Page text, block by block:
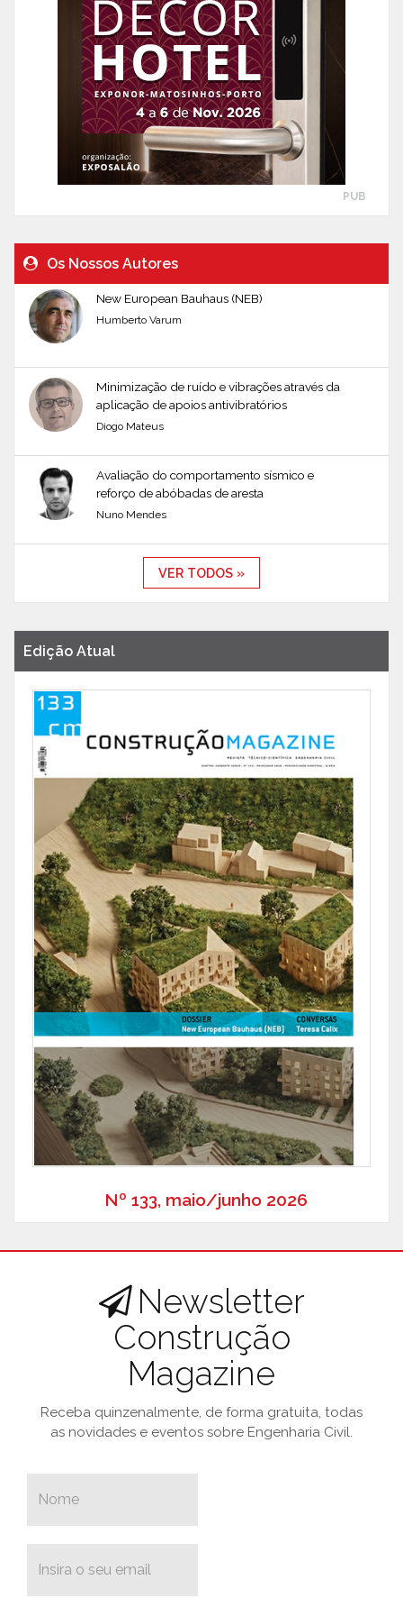
PUB
Os Nossos Autores
New European Bauhaus (NEB)
Humberto Varum
Minimização de ruído e vibrações através da
aplicação de apoios antivibratórios
Diogo Mateus
Avaliação do comportamento sísmico e
reforço de abóbadas de aresta
Nuno Mendes
VER TODOS »
Edição Atual
Nº 133, maio/junho 2026
Newsletter
Construção
Magazine
Receba quinzenalmente, de forma gratuita, todas
as novidades e eventos sobre Engenharia Civil.